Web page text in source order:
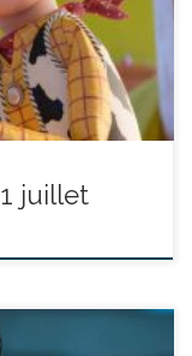
17/07 - 14:30 Sam
juillet